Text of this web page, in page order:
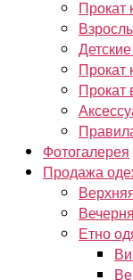
Прокат
Прокат
Прокат
Фотогалерея
Продажа
Етно